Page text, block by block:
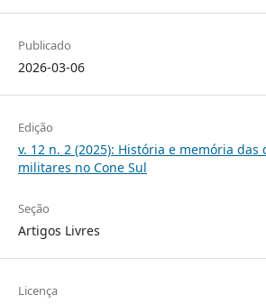
Publicado
2026-03-06
Edição
v. 12 n. 2 (2025): História e memória
militares no Cone Sul
Seção
Artigos Livres
Licença